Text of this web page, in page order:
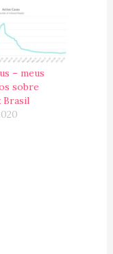
– meus
sobre
Brasil